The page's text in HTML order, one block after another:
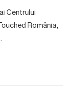
Centrului
România,